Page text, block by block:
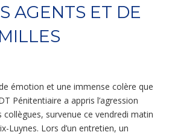
AGENTS ET DE
émotion et une immense colère que
Pénitentiaire a appris l’agression
survenue ce vendredi matin
Luynes. Lors d’un entretien, un